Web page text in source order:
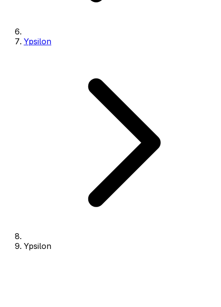
Ypsilon
Ypsilon